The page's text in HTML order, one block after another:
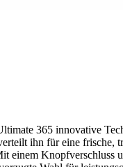
365 innovative
ihn für eine frische,